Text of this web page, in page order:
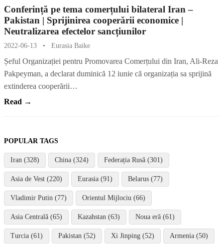
Conferință pe tema comerțului bilateral Iran –
Pakistan | Sprijinirea cooperării economice |
Neutralizarea efectelor sancțiunilor
2022-06-13 • Eurasia Baike
Șeful Organizației pentru Promovarea Comerțului din Iran, Ali-Reza
Pakpeyman, a declarat duminică 12 iunie că organizația sa sprijină
extinderea cooperării…
Read →
POPULAR TAGS
Iran (328) China (324) Federația Rusă (301)
Asia de Vest (220) Eurasia (91) Belarus (77)
Vladimir Putin (77) Orientul Mijlociu (66)
Asia Centrală (65) Kazahstan (63) Noua eră (61)
Turcia (61) Pakistan (52) Xi Jinping (52) Armenia (50)